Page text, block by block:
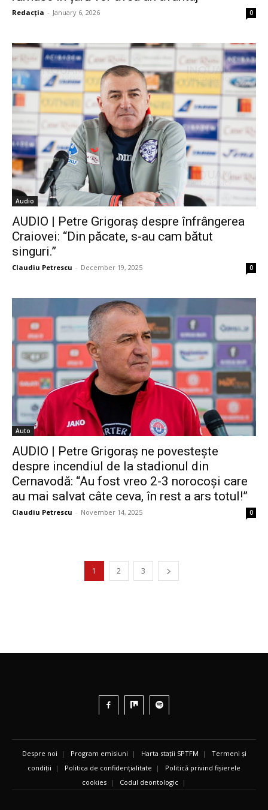
Redacția - January 6, 2026 0
Audio
AUDIO | Petre Grigoraș despre înfrângerea
Craiovei: “Din păcate, s-au cam bătut
singuri.”
Claudiu Petrescu - December 19, 2025 0
Auto
AUDIO | Petre Grigoraș ne povestește
despre incendiul de la stadionul din
Cernavodă: “Au fost vreo 2-3 norocoși care
au mai salvat câte ceva, în rest a ars totul!”
Claudiu Petrescu - November 14, 2025 0
1 2 3
Despre noi | Program emisiuni | Harta stații SPTFM | Termeni și
condiții | Politica de confidențialitate | Politică privind fișierele
cookies | Codul deontologic |